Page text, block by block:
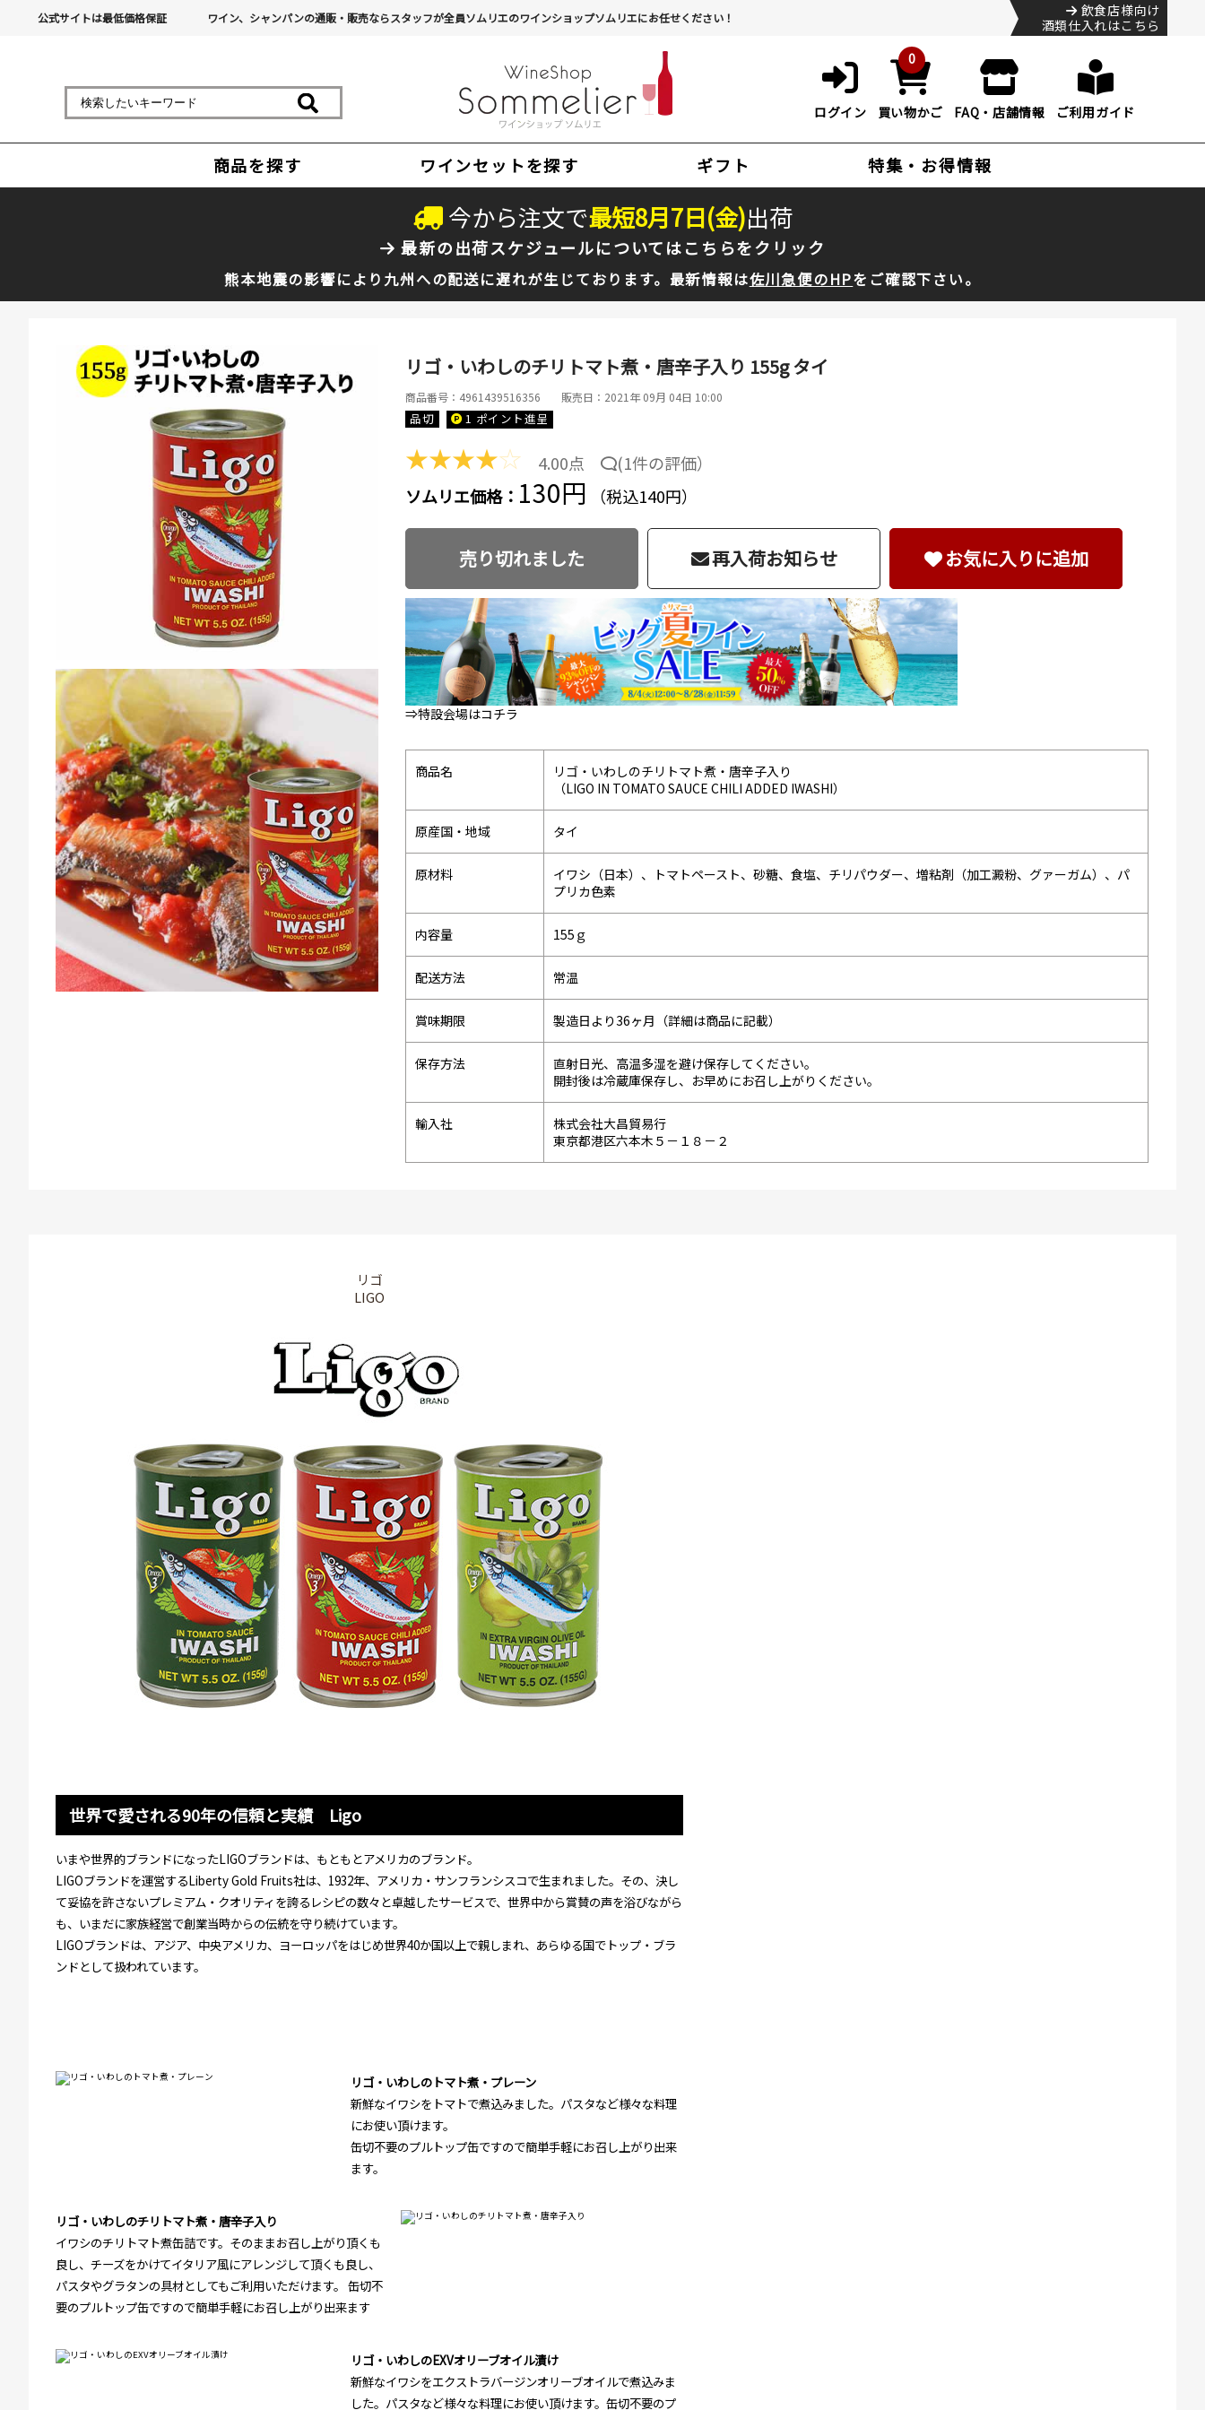
公式サイトは最低価格保証 ワイン、シャンパンの通販・販売ならスタッフが全員ソムリエのワインショップソムリエにお任せください！
飲食店様向け
酒類仕入れはこちら
ログイン
0
買い物かご FAQ・店舗情報 ご利用ガイド
商品を探す ワインセットを探す ギフト 特集・お得情報
今から注文で最短8月7日(金)出荷
最新の出荷スケジュールについてはこちらをクリック
熊本地震の影響により九州への配送に遅れが生じております。最新情報は佐川急便のHPをご確認下さい。
リゴ・いわしのチリトマト煮・唐辛子入り 155g タイ
商品番号：4961439516356 販売日：2021年 09月 04日 10:00
品切 1 ポイント進呈
★★★★☆ 4.00点 (1件の評価）
ソムリエ価格： 130円 （税込140円）
売り切れました 再入荷お知らせ お気に入りに追加
⇒特設会場はコチラ
商品名
リゴ・いわしのチリトマト煮・唐辛子入り
（LIGO IN TOMATO SAUCE CHILI ADDED IWASHI）
原産国・地域 タイ
原材料
イワシ（日本）、トマトペースト、砂糖、食塩、チリパウダー、増粘剤（加工澱粉、グァーガム）、パ
プリカ色素
内容量 155ｇ
配送方法 常温
賞味期限 製造日より36ヶ月（詳細は商品に記載）
保存方法
直射日光、高温多湿を避け保存してください。
開封後は冷蔵庫保存し、お早めにお召し上がりください。
輸入社
株式会社大昌貿易行
東京都港区六本木５－１８－２
リゴ
LIGO
世界で愛される90年の信頼と実績 Ligo
いまや世界的ブランドになったLIGOブランドは、もともとアメリカのブランド。
LIGOブランドを運営するLiberty Gold Fruits社は、1932年、アメリカ・サンフランシスコで生まれました。その、決し
て妥協を許さないプレミアム・クオリティを誇るレシピの数々と卓越したサービスで、世界中から賞賛の声を浴びながら
も、いまだに家族経営で創業当時からの伝統を守り続けています。
LIGOブランドは、アジア、中央アメリカ、ヨーロッパをはじめ世界40か国以上で親しまれ、あらゆる国でトップ・ブラ
ンドとして扱われています。
リゴ・いわしのトマト煮・プレーン
新鮮なイワシをトマトで煮込みました。パスタなど様々な料理
にお使い頂けます。
缶切不要のプルトップ缶ですので簡単手軽にお召し上がり出来
ます。
リゴ・いわしのチリトマト煮・唐辛子入り
イワシのチリトマト煮缶詰です。そのままお召し上がり頂くも
良し、チーズをかけてイタリア風にアレンジして頂くも良し、
パスタやグラタンの具材としてもご利用いただけます。 缶切不
要のプルトップ缶ですので簡単手軽にお召し上がり出来ます
リゴ・いわしのEXVオリーブオイル漬け
新鮮なイワシをエクストラバージンオリーブオイルで煮込みま
した。パスタなど様々な料理にお使い頂けます。缶切不要のプ